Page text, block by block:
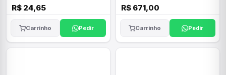
R$ 24,65
Carrinho Pedir
R$ 671,00
Carrinho Pedir